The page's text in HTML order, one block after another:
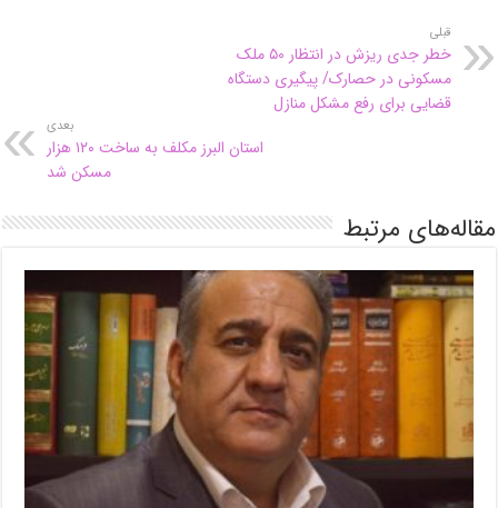
قبلی
خطر جدی ریزش در انتظار ۵۰ ملک
مسکونی در حصارک/ پیگیری دستگاه
قضایی برای رفع مشکل منازل
بعدی
استان البرز مکلف به ساخت ۱۲۰ هزار
مسکن شد
مقاله‌های مرتبط